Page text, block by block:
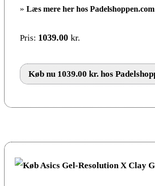
» Læs mere her hos Padelshoppen.com
Pris: 1039.00 kr.
Køb nu 1039.00 kr. hos